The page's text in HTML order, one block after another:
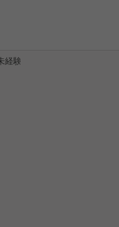
経験歓迎＊有給取得率100